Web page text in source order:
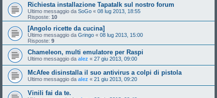
Richiesta installazione Tapatalk sul nostro forum
Ultimo messaggio da SoGo « 08 lug 2013, 18:55
Risposte: 10
[Angolo ricette da cucina]
Ultimo messaggio da Gringo « 08 lug 2013, 15:00
Risposte: 9
Chameleon, multi emulatore per Raspi
Ultimo messaggio da alez « 27 giu 2013, 09:00
McAfee disinstalla il suo antivirus a colpi di pistola
Ultimo messaggio da alez « 21 giu 2013, 09:20
Vinili fai da te.